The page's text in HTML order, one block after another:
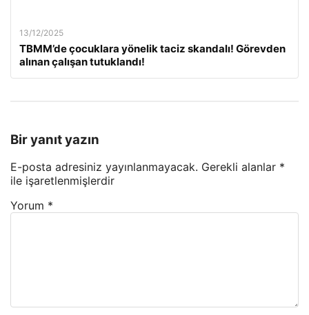
13/12/2025
TBMM’de çocuklara yönelik taciz skandalı! Görevden
alınan çalışan tutuklandı!
Bir yanıt yazın
E-posta adresiniz yayınlanmayacak. Gerekli alanlar *
ile işaretlenmişlerdir
Yorum *